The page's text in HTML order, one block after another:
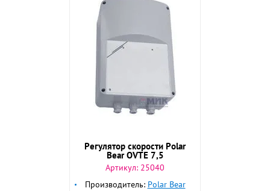
Регулятор скорости Polar
Bear OVTE 7,5
Артикул: 25040
Производитель: Polar Bear